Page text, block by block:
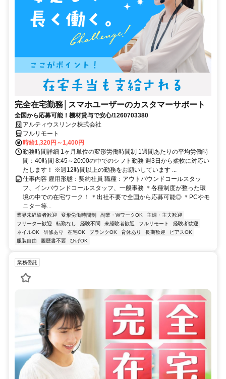
完全在宅勤務│スマホユーザーのカスタマーサポート
全国から応募可能！機材貸与で安心/1260703380
アルティウスリンク株式会社
フルリモート
時給1,320円～1,400円
勤務時間詳細 1ヶ月単位の変形労働時間制 1週間あたりの平均労働時
間：40時間 8:45～20:00の中でのシフト勤務 週3日から柔軟に対応い
たします！ ※週12時間以上の勤務をお願いしています ...
仕事内容 雇用形態：契約社員 職種：アウトバウンドコールスタッ
フ、インバウンドコールスタッフ、一般事務 ＊各種制度が整った環
境の中での在宅ワーク！ ＊出社不要で全国から応募可能◎ ＊PCやモ
ニター等...
業界未経験者歓迎 変形労働時間制 副業・WワークOK
主婦・主夫歓迎
フリーター歓迎
転勤なし 経験不問 未経験者歓迎 フルリモート
経験者歓迎
ネイルOK
研修あり 在宅OK ブランクOK 育休あり 長期歓迎
ピアスOK
服装自由
履歴書不要 ひげOK
業務委託